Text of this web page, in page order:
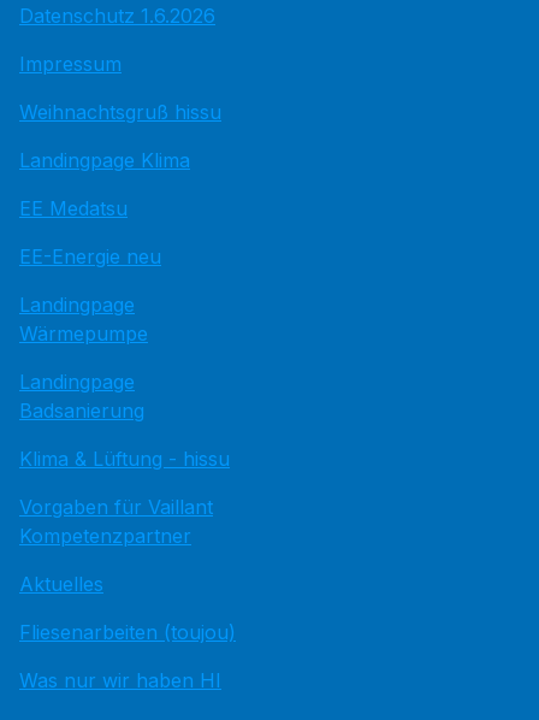
Datenschutz 1.6.2026
Impressum
Weihnachtsgruß hissu
Landingpage Klima
EE Medatsu
EE-Energie neu
Landingpage
Wärmepumpe
Landingpage
Badsanierung
Klima & Lüftung - hissu
Vorgaben für Vaillant
Kompetenzpartner
Aktuelles
Fliesenarbeiten (toujou)
Was nur wir haben HI